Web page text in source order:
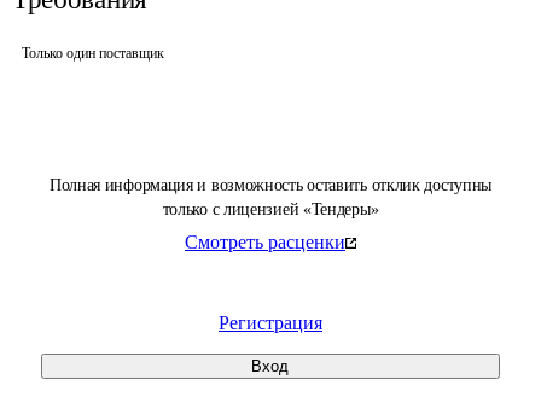
Полная информация и возможность оставить отклик доступны
только с лицензией «Тендеры»
Смотреть расценки
Регистрация
Вход
Только один поставщик